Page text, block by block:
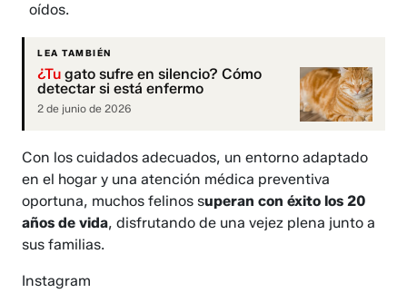
oídos.
LEA TAMBIÉN
¿Tu gato sufre en silencio? Cómo
detectar si está enfermo
2 de junio de 2026
Con los cuidados adecuados, un entorno adaptado
en el hogar y una atención médica preventiva
oportuna, muchos felinos superan con éxito los 20
años de vida, disfrutando de una vejez plena junto a
sus familias.
Instagram